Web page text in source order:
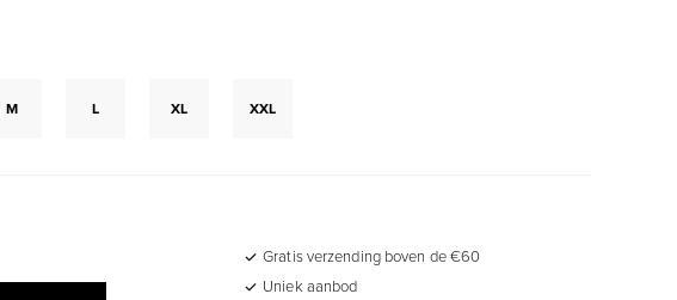
M L XL XXL
Gratis verzending boven de €60
Uniek aanbod